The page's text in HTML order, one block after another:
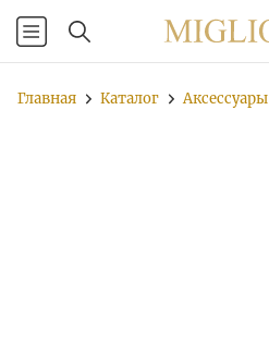
Главная Каталог Аксессуары